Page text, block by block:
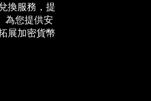
換服務，提
為您提供安
展加密貨幣